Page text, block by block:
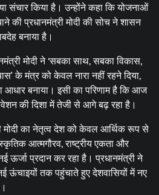
संचार किया है। उन्होंने कहा कि योजनाओं
की प्रधानमंत्री मोदी की सोच ने शासन
बनाया है।
मोदी ने ‘सबका साथ, सबका विकास,
के मंत्र को केवल नारा नहीं रहने दिया,
आधार बनाया। इसी का परिणाम है कि आज
की दिशा में तेजी से आगे बढ़ रहा है।
मोदी का नेतृत्व देश को केवल आर्थिक रूप से
आत्मगौरव, राष्ट्रीय एकता और
ऊर्जा प्रदान कर रहा है। प्रधानमंत्री ने
ऊंचाइयों तक पहुंचाते हुए देशवासियों में नए